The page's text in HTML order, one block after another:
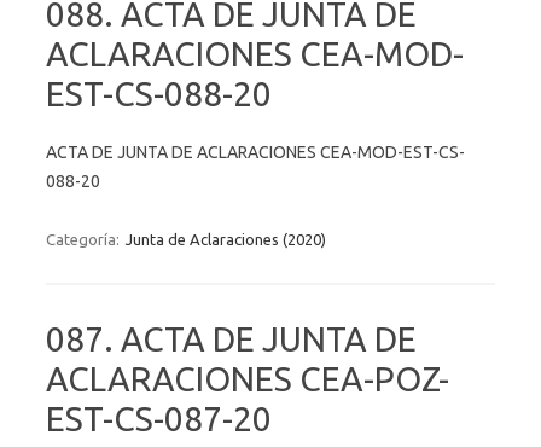
088. ACTA DE JUNTA DE
ACLARACIONES CEA-MOD-
EST-CS-088-20
ACTA DE JUNTA DE ACLARACIONES CEA-MOD-EST-CS-
088-20
Categoría: Junta de Aclaraciones (2020)
087. ACTA DE JUNTA DE
ACLARACIONES CEA-POZ-
EST-CS-087-20